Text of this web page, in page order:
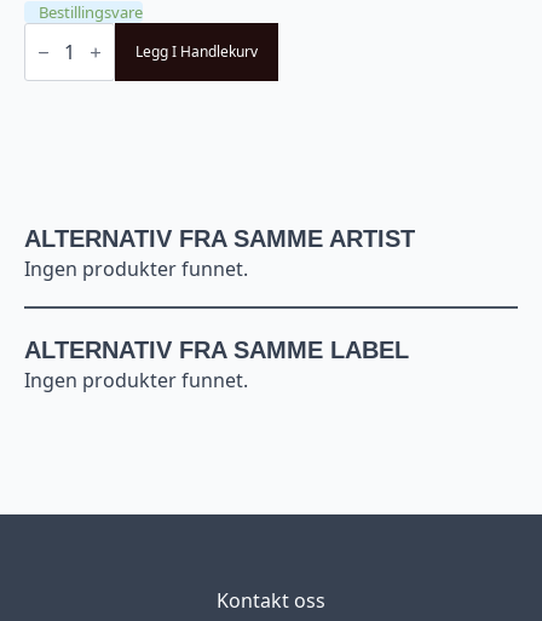
Bestillingsvare
Gudny
Aspaas
No
Legg I Handlekurv
ALTERNATIV FRA SAMME ARTIST
Ingen produkter funnet.
ALTERNATIV FRA SAMME LABEL
Ingen produkter funnet.
Kontakt oss